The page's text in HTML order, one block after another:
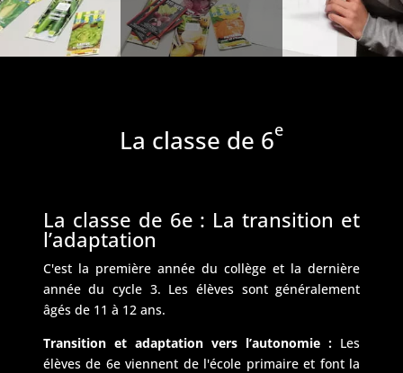
La classe de 6e
La classe de 6e : La transition et
l’adaptation
C'est la première année du collège et la dernière
année du cycle 3. Les élèves sont généralement
âgés de 11 à 12 ans.
Transition et adaptation vers l’autonomie : Les
élèves de 6e viennent de l'école primaire et font la